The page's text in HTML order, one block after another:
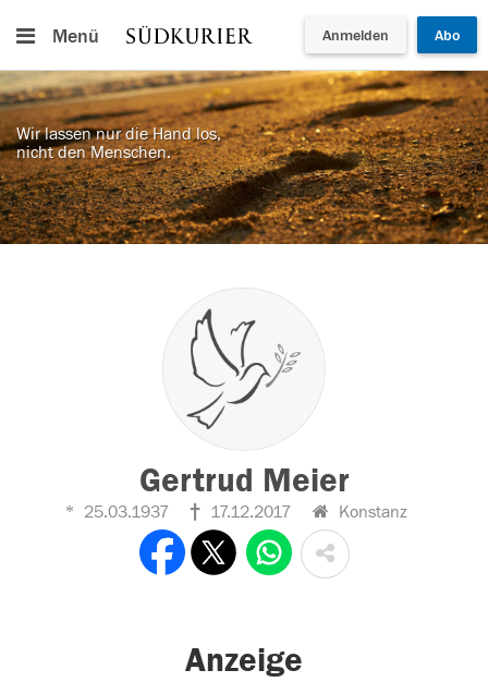
Menü Anmelden Abo
Wir lassen nur die Hand los,
nicht den Menschen.
Gertrud Meier
25.03.1937 17.12.2017 Konstanz
Anzeige